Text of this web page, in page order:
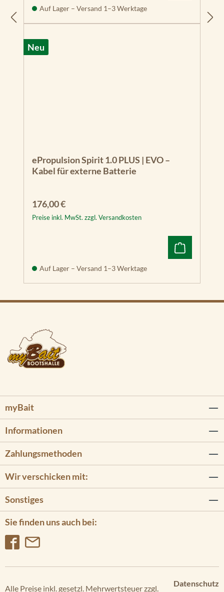
Auf Lager – Versand 1–3 Werktage
Neu
ePropulsion Spirit 1.0 PLUS | EVO –
Kabel für externe Batterie
Regulärer Preis:
176,00 €
Preise inkl. MwSt. zzgl. Versandkosten
Auf Lager – Versand 1–3 Werktage
myBait
Informationen
Sie finden uns auch bei:
Zahlungsmethoden
Wir verschicken mit:
Sonstiges
Datenschutz
Alle Preise inkl. gesetzl. Mehrwertsteuer zzgl.